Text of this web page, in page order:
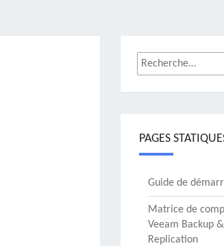
Rechercher :
PAGES
Guide de
Matrice de
Veeam Backup &
Replication